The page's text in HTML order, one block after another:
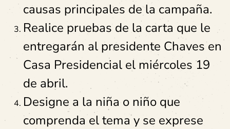
causas principales de la campaña.
Realice pruebas de la carta que le
entregarán al presidente Chaves en
Casa Presidencial el miércoles 19
de abril.
Designe a la niña o niño que
comprenda el tema y se exprese